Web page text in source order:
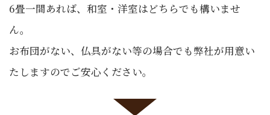
6畳一間あれば、和室・洋室はどちらでも構いませ
ん。
お布団がない、仏具がない等の場合でも弊社が用意い
たしますのでご安心ください。